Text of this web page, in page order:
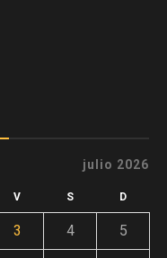
julio 2026
V S D
3 4 5